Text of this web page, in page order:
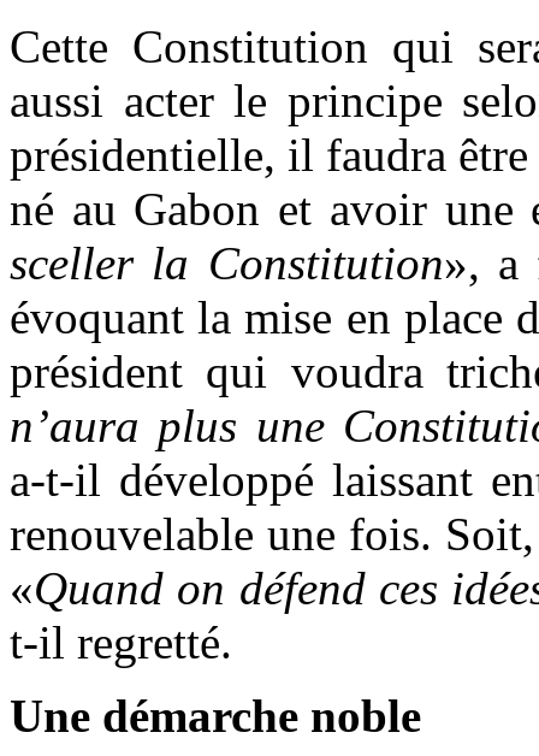
Cette Constitution qui
aussi acter le principe
présidentielle, il faudra être
né au Gabon et avoir une
sceller la Constitution», a
évoquant la mise en place
président qui voudra
n’aura plus une
a-t-il développé laissant
renouvelable une fois.
«Quand on défend ces
t-il regretté.
Une démarche noble